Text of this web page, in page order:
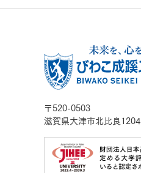
〒520-0503
滋賀県大津市北比良1204